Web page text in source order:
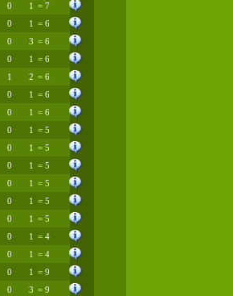
0 1 = 7
0 1 = 6
0 3 = 6
0 1 = 6
1 2 = 6
0 1 = 6
0 1 = 6
0 1 = 5
0 1 = 5
0 1 = 5
0 1 = 5
0 1 = 5
0 1 = 5
0 1 = 4
0 1 = 4
0 1 = 9
0 3 = 9